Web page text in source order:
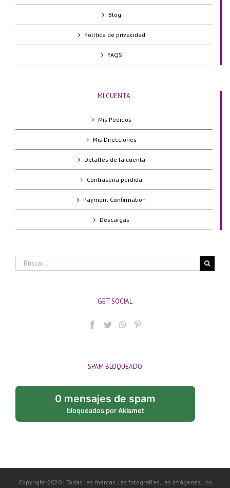
Blog
Política de privacidad
FAQS
MI CUENTA
Mis Pedidos
Mis Direcciones
Detalles de la cuenta
Contraseña perdida
Payment Confirmation
Descargas
Buscar:
GET SOCIAL
SPAM BLOQUEADO
0 mensajes de spam
bloqueados porAkismet
Copyright-2020 | Todas las marcas, las fotografías, las imágenes, los